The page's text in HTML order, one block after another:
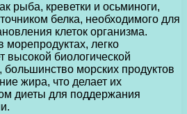
рыба, креветки и осьминоги,
белка, необходимого для
клеток организма.
легко
высокой биологической
большинство морских продуктов
жира, что делает их
диеты для поддержания